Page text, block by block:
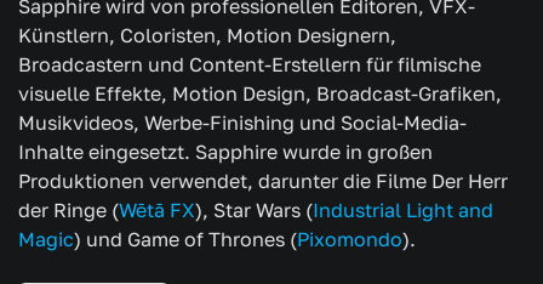
Sapphire wird von professionellen Editoren, VFX-
Künstlern, Coloristen, Motion Designern,
Broadcastern und Content-Erstellern für filmische
visuelle Effekte, Motion Design, Broadcast-Grafiken,
Musikvideos, Werbe-Finishing und Social-Media-
Inhalte eingesetzt. Sapphire wurde in großen
Produktionen verwendet, darunter die Filme Der Herr
der Ringe (Wētā FX), Star Wars (Industrial Light and
Magic) und Game of Thrones (Pixomondo).